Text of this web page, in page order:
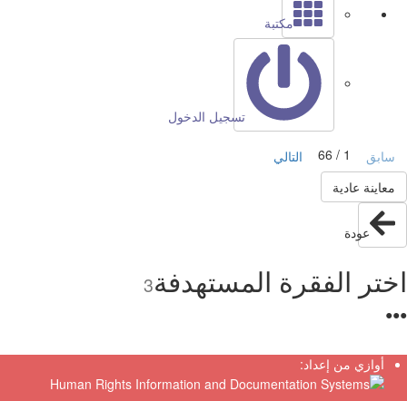
مكتبة
تسجيل الدخول
التالي
عادية
عودة
الفقرة المستهدفة3
●
أوازي من إعداد: